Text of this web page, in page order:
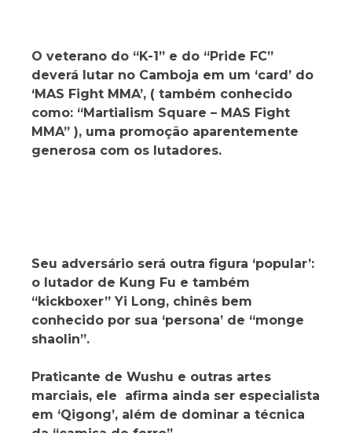
O veterano do “K-1” e do “Pride FC”
deverá lutar no Camboja em um ‘card’ do
‘MAS Fight MMA’, ( também conhecido
como: “Martialism Square – MAS Fight
MMA” ), uma promoção aparentemente
generosa com os lutadores.
Seu adversário será outra figura ‘popular’:
o lutador de Kung Fu e também
“kickboxer” Yi Long, chinês bem
conhecido por sua ‘persona’ de “monge
shaolin”.
Praticante de Wushu e outras artes
marciais, ele afirma ainda ser especialista
em ‘Qigong’, além de dominar a técnica